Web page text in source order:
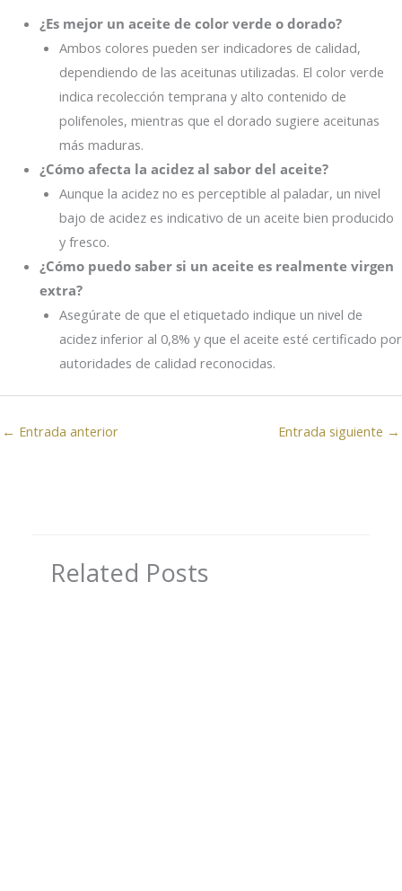
¿Es mejor un aceite de color verde o dorado?
Ambos colores pueden ser indicadores de calidad,
dependiendo de las aceitunas utilizadas. El color verde
indica recolección temprana y alto contenido de
polifenoles, mientras que el dorado sugiere aceitunas
más maduras.
¿Cómo afecta la acidez al sabor del aceite?
Aunque la acidez no es perceptible al paladar, un nivel
bajo de acidez es indicativo de un aceite bien producido
y fresco.
¿Cómo puedo saber si un aceite es realmente virgen
extra?
Asegúrate de que el etiquetado indique un nivel de
acidez inferior al 0,8% y que el aceite esté certificado por
autoridades de calidad reconocidas.
← Entrada anterior Entrada siguiente →
Related Posts